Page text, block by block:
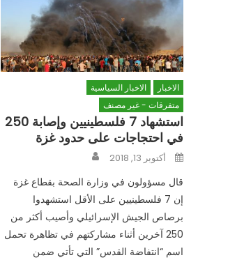
الاخبار
الاخبار السياسية
متفرقات - غير مصنف
استشهاد 7 فلسطينيين وإصابة 250
في احتجاجات على حدود غزة
Posted
onأكتوبر 13, 2018
قال مسؤولون في وزارة الصحة بقطاع غزة
إن 7 فلسطينيين على الأقل استشهدوا
برصاص الجيش الإسرائيلي وأصيب أكثر من
250 آخرين أثناء مشاركتهم في تظاهرة تحمل
اسم “انتفاضة القدس” التي تأتي ضمن